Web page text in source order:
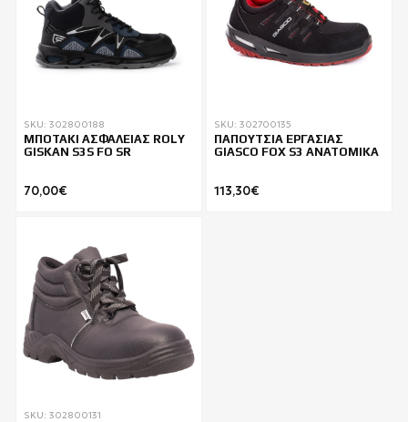
SKU: 302800188
ΜΠΟΤΑΚΙ ΑΣΦΑΛΕΙΑΣ ROLY
GISKAN S3S FO SR
70,00€
SKU: 302700135
ΠΑΠΟΥΤΣΙΑ ΕΡΓΑΣΙΑΣ
GIASCO FOX S3 ΑΝΑΤΟΜΙΚΑ
113,30€
SKU: 302800131